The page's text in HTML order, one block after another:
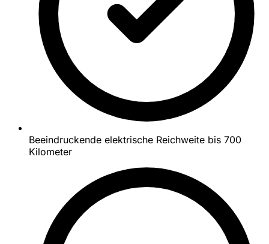
Beeindruckende elektrische Reichweite bis 700
Kilometer